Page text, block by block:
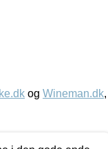
og Wineman.dk,